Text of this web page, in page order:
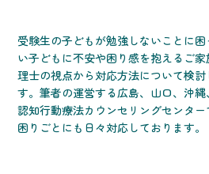
受験生の子どもが勉強しないことに
い子どもに不安や困り感を抱えるご
理士の視点から対応方法について検
す。筆者の運営する広島、山口、沖
認知行動療法カウンセリングセンタ
困りごとにも日々対応しております。